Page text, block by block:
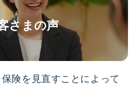
さまの声
険を見直すことによって